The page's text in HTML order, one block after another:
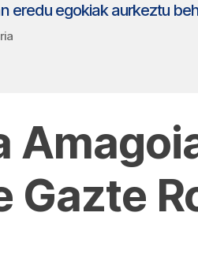
eredu egokiak aurkeztu
Gazte